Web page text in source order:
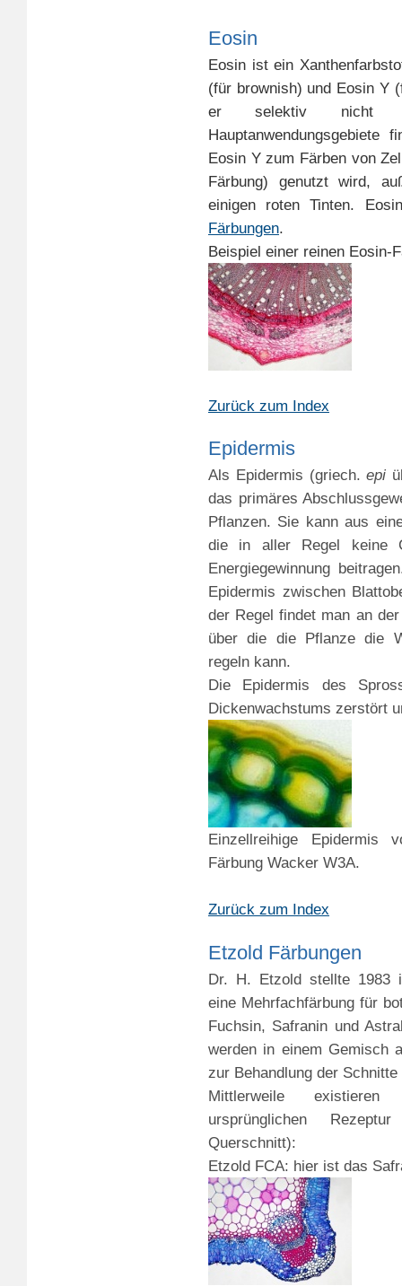
Eosin
Eosin ist ein
(für brownish) und Eosin Y
er selektiv nicht
Eosin Y zum Färben von
Färbung) genutzt wird,
einigen roten Tinten.
Färbungen.
Beispiel einer reinen Eosin-
Zurück zum Index
Epidermis
Als Epidermis (griech.epi
das primäres
Pflanzen. Sie kann aus
die in aller Regel keine
Energiegewinnung
Epidermis zwischen
der Regel findet man an
über die die Pflanze die
regeln kann.
Die Epidermis des
Dickenwachstums zerstört
Einzellreihige Epidermis
Färbung Wacker W3A.
Zurück zum Index
Etzold Färbungen
Dr. H. Etzold stellte 1983
eine Mehrfachfärbung für
Fuchsin, Safranin und
werden in einem Gemisch
zur Behandlung der Schnitte
Mittlerweile existieren
ursprünglichen
Querschnitt):
Etzold FCA: hier ist das